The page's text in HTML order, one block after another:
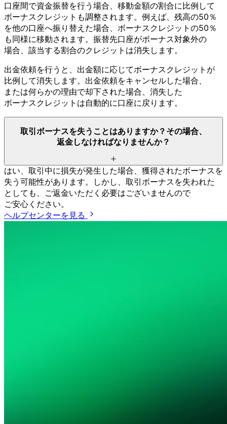
口座間で資金振替を行う 場合、 移動金額の割合に比例して
ボーナスクレジットも調整されます。 例えば、 残高の50％
を他の口座へ振り替えた場合、 ボーナスクレジットの50％
も同様に移動されます。 振替先口座がボーナス対象外の
場合、 該当する割合のクレジットは消失します。
出金依頼を行うと、 出金額に応じてボーナスクレジットが
比例して消失します。 出金依頼をキャンセルした場合、
または何らかの理由で却下された場合、 消失した
ボーナスクレジットは自動的に口座に戻ります。
取引ボーナスを失う ことはありますか？ その場合、
返金しなければなりませんか？
はい、 取引中に損失が発生した場合、 獲得されたボーナスを
失う 可能性があります。 しかし、 取引ボーナスを失われた
としても、 ご返金いただく 必要はございませんので
ご安心ください。
ヘルプセンターを見る